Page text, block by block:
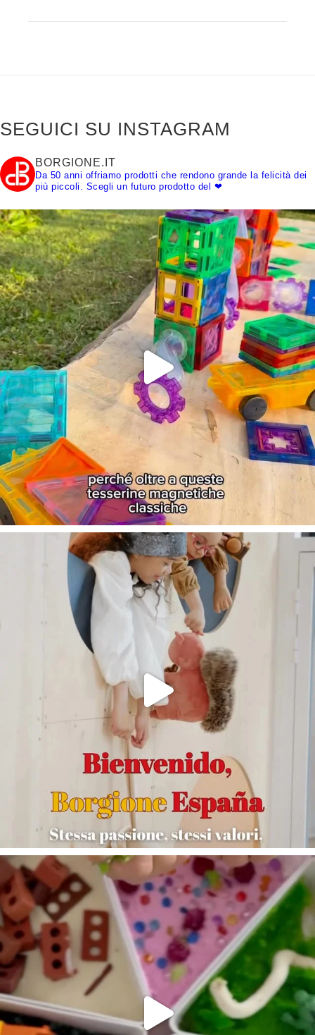
SEGUICI SU INSTAGRAM
BORGIONE.IT
Da 50 anni offriamo prodotti che rendono grande la felicità dei
più piccoli. Scegli un futuro prodotto del ❤